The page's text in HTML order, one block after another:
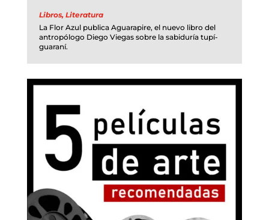
Libros, Literatura
La Flor Azul publica Aguarapire, el nuevo libro del
antropólogo Diego Viegas sobre la sabiduría tupí-
guaraní.